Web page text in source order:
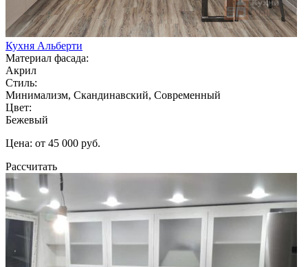
Кухня Альберти
Материал фасада:
Акрил
Стиль:
Минимализм, Скандинавский, Современный
Цвет:
Бежевый
Цена: от 45 000 руб.
Рассчитать